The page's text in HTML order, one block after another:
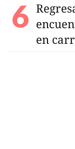
en